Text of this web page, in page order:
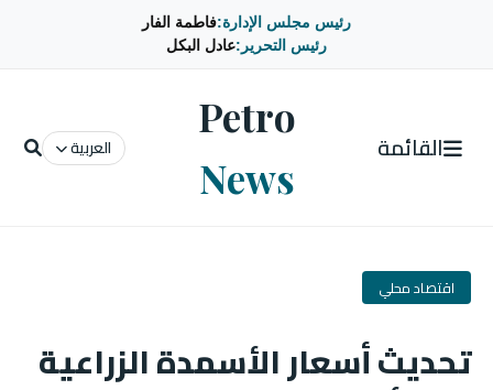
رئيس مجلس الإدارة:فاطمة الفار
رئيس التحرير:عادل البكل
القائمة
Petro
News
العربية
اقتصاد محلي
تحديث أسعار الأسمدة الزراعية